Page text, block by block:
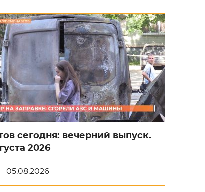
сегодня: вечерний выпуск.
2026
05.08.2026